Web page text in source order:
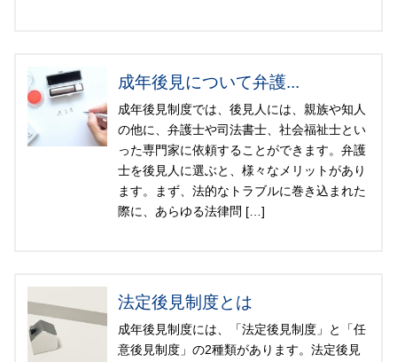
成年後見について弁護...
成年後見制度では、後見人には、親族や知人
の他に、弁護士や司法書士、社会福祉士とい
った専門家に依頼することができます。弁護
士を後見人に選ぶと、様々なメリットがあり
ます。まず、法的なトラブルに巻き込まれた
際に、あらゆる法律問 […]
法定後見制度とは
成年後見制度には、「法定後見制度」と「任
意後見制度」の2種類があります。法定後見